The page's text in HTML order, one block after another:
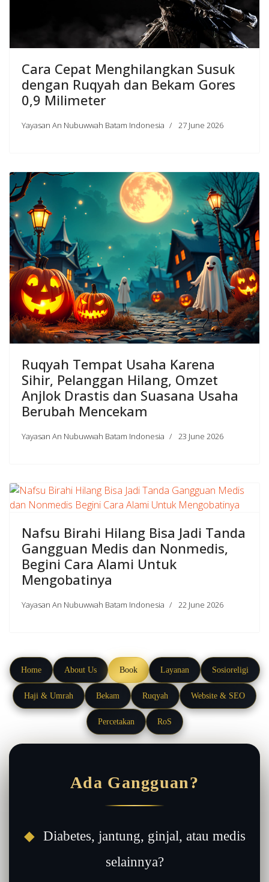
Cara Cepat Menghilangkan Susuk
dengan Ruqyah dan Bekam Gores
0,9 Milimeter
Yayasan An Nubuwwah Batam Indonesia 27 June 2026
Ruqyah Tempat Usaha Karena
Sihir, Pelanggan Hilang, Omzet
Anjlok Drastis dan Suasana Usaha
Berubah Mencekam
Yayasan An Nubuwwah Batam Indonesia 23 June 2026
Nafsu Birahi Hilang Bisa Jadi Tanda
Gangguan Medis dan Nonmedis,
Begini Cara Alami Untuk
Mengobatinya
Yayasan An Nubuwwah Batam Indonesia 22 June 2026
Home About Us Book Layanan Sosioreligi
Haji & Umrah Bekam Ruqyah Website & SEO
Percetakan RoS
Ada Gangguan?
◆ Diabetes, jantung, ginjal, atau medis
selainnya?